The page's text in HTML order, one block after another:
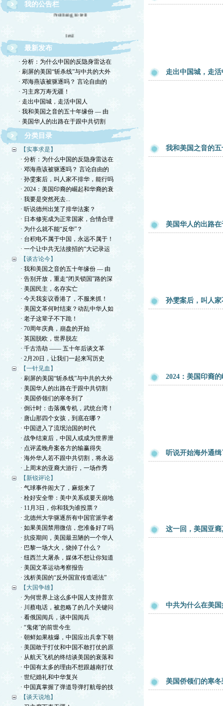
我的公告栏
Nothing to tell
谢谢各位来客！
最新发布
· 分析：为什么中国的反隐身雷达在
· 刷屏的美国“斩杀线”与中共的大外
· 邓海燕该被驱逐吗？ 言论自由的
· 习主席万寿无疆！
· 走出中国城，走活中国人
· 我和美国之音的五十年缘份 — 由
· 美国华人的出路在于跟中共切割
分类目录
【实事求是】
· 分析：为什么中国的反隐身雷达在
· 邓海燕该被驱逐吗？ 言论自由的
· 孙雯案后，叫人家不排华，能行吗
· 2024：美国印裔的崛起和华裔的衰
· 我要是突然死去...
· 听说德州出笼了排华法案？
· 日本修宪成为正常国家，合情合理
· 为什么就不能“反华”？
· 台积电不属于中国，永远不属于！
· 一个让中共无法接招的“大记录运
【谈古论今】
· 我和美国之音的五十年缘份 — 由
· 告别开放，重走“闭关锁国”路的深
· 美国民主，名存实亡
· 今天我妄议香港了，不服来抓！
· 美国文革何时结束？动乱中华人如
· 老子这辈子不下跪！
· 70周年庆典，崩盘的开始
· 英国脱欧，世界脱左
· 千古浩劫 —— 五十年后谈文革
· 2月20日，让我们一起来写历史
【一针见血】
· 刷屏的美国“斩杀线”与中共的大外
· 美国华人的出路在于跟中共切割
· 美国侨领们的寒冬到了
· 倒计时：击落佩专机，武统台湾！
· 唐山那四个女孩，到底在哪？
· 中国进入了流氓治国的时代
· 战争结束后，中国人或成为世界泄
· 点评孟晚舟案各方的输赢得失
· 海外华人若不跟中共切割，将永远
· 上周末的亚裔大游行，一场作秀
【新锐评论】
· 气球事件闹大了，麻烦来了
· 栓好安全带：美中关系或要天崩地
· 11月3日，你和我为谁投票？
· 北德州大学驱逐所有中国官派学者
· 如果美国禁用微信，您准备好了吗
· 抗疫期间，美国最丑陋的一个华人
· 巴黎一场大火，烧掉了什么？
· 纽西兰大屠杀，媒体不想让你知道
· 美国文革运动考察报告
· 浅析美国的“反外国宣传造谣法”
【大国争雄】
· 为何世界上这么多中国人支持普京
· 川蔡电话，被忽略了的几个关键问
· 看俄国阅兵，谈中国阅兵
· “鬼佬”的前世今生
· 朝鲜如果核爆，中国应出兵拿下朝
· 美国敢于打仗和中国不敢打仗的原
· 从航天飞机的终结谈美国的衰落和
· 中国有太多的理由不想跟越南打仗
· 世纪婚礼和中华复兴
· 中国真掌握了弹道导弹打航母的技
【谈天说地】
走出中国城，走
我和美国之音的
美国华人的出路
孙雯案后，叫人
2024：美国印裔
听说开始海外通
这一回，美国亚
中共为什么在美
美国侨领们的寒冬